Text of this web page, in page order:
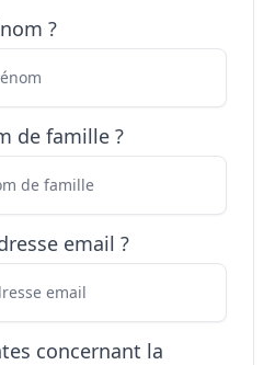
?
de famille ?
email ?
concernant la